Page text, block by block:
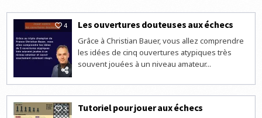
4 Les ouvertures douteuses aux échecs
Grâce à Christian Bauer, vous allez comprendre
les idées de cinq ouvertures atypiques très
souvent jouées à un niveau amateur...
3 Tutoriel pour jouer aux échecs